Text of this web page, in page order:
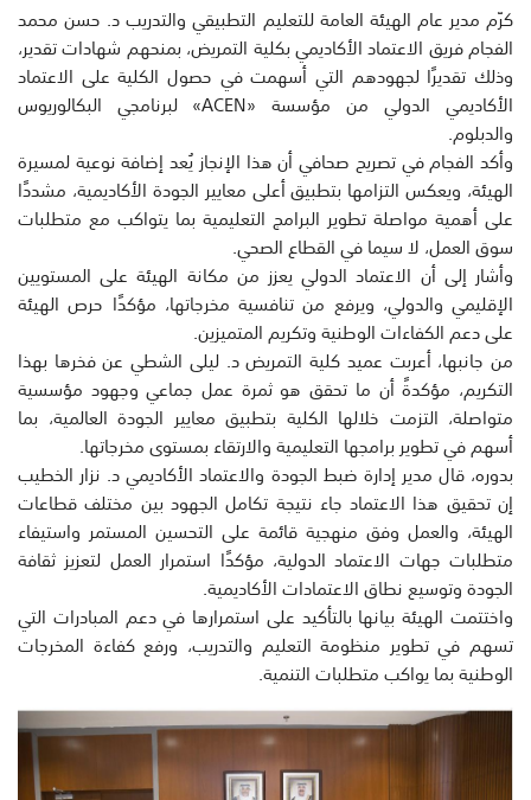
كرّم مدير عام الهيئة العامة للتعليم التطبيقي والتدريب د. حسن محمد
الفجام فريق الاعتماد الأكاديمي بكلية التمريض، بمنحهم شهادات تقدير،
وذلك تقديرًا لجهودهم التي أسهمت في حصول الكلية على الاعتماد
الأكاديمي الدولي من مؤسسة «ACEN» لبرنامجي البكالوريوس
والدبلوم.
وأكد الفجام في تصريح صحافي أن هذا الإنجاز يُعد إضافة نوعية لمسيرة
الهيئة، ويعكس التزامها بتطبيق أعلى معايير الجودة الأكاديمية، مشددًا
على أهمية مواصلة تطوير البرامج التعليمية بما يتواكب مع متطلبات
سوق العمل، لا سيما في القطاع الصحي.
وأشار إلى أن الاعتماد الدولي يعزز من مكانة الهيئة على المستويين
الإقليمي والدولي، ويرفع من تنافسية مخرجاتها، مؤكدًا حرص الهيئة
على دعم الكفاءات الوطنية وتكريم المتميزين.
من جانبها، أعربت عميد كلية التمريض د. ليلى الشطي عن فخرها بهذا
التكريم، مؤكدةً أن ما تحقق هو ثمرة عمل جماعي وجهود مؤسسية
متواصلة، التزمت خلالها الكلية بتطبيق معايير الجودة العالمية، بما
أسهم في تطوير برامجها التعليمية والارتقاء بمستوى مخرجاتها.
بدوره، قال مدير إدارة ضبط الجودة والاعتماد الأكاديمي د. نزار الخطيب
إن تحقيق هذا الاعتماد جاء نتيجة تكامل الجهود بين مختلف قطاعات
الهيئة، والعمل وفق منهجية قائمة على التحسين المستمر واستيفاء
متطلبات جهات الاعتماد الدولية، مؤكدًا استمرار العمل لتعزيز ثقافة
الجودة وتوسيع نطاق الاعتمادات الأكاديمية.
واختتمت الهيئة بيانها بالتأكيد على استمرارها في دعم المبادرات التي
تسهم في تطوير منظومة التعليم والتدريب، ورفع كفاءة المخرجات
الوطنية بما يواكب متطلبات التنمية.